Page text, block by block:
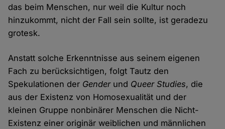
das beim Menschen, nur weil die Kultur noch
hinzukommt, nicht der Fall sein sollte, ist geradezu
grotesk.
Anstatt solche Erkenntnisse aus seinem eigenen
Fach zu berücksichtigen, folgt Tautz den
Spekulationen der Genderund Queer Studies, die
aus der Existenz von Homosexualität und der
kleinen Gruppe nonbinärer Menschen die Nicht-
Existenz einer originär weiblichen und männlichen